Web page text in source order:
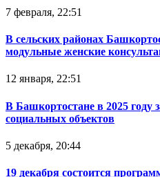
7 февраля, 22:51
В сельских районах
модульные женские
12 января, 22:51
В Башкортостане в 2025 году
социальных объектов
5 декабря, 20:44
19 декабря состоится